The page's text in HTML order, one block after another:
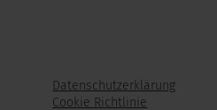
Datenschutzerklärung
Cookie Richtlinie